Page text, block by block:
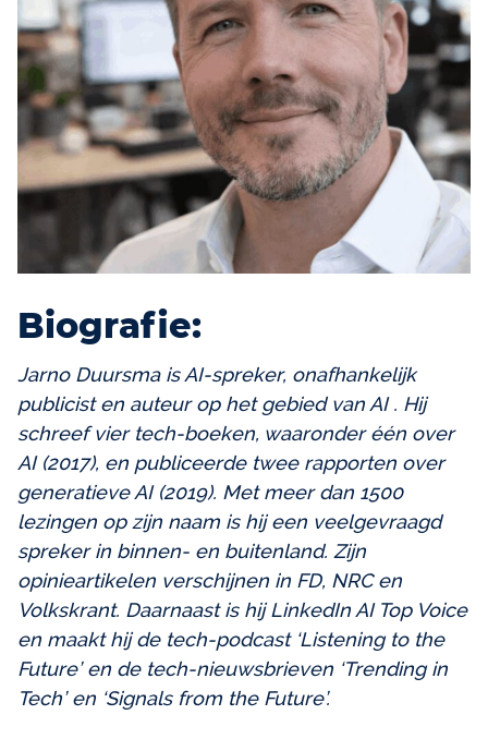
Biografie:
Jarno Duursma is AI-spreker, onafhankelijk
publicist en auteur op het gebied van AI . Hij
schreef vier tech-boeken, waaronder één over
AI (2017), en publiceerde twee rapporten over
generatieve AI (2019). Met meer dan 1500
lezingen op zijn naam is hij een veelgevraagd
spreker in binnen- en buitenland. Zijn
opinieartikelen verschijnen in FD, NRC en
Volkskrant. Daarnaast is hij LinkedIn AI Top Voice
en maakt hij de tech-podcast ‘Listening to the
Future’ en de tech-nieuwsbrieven ‘Trending in
Tech’ en ‘Signals from the Future’.